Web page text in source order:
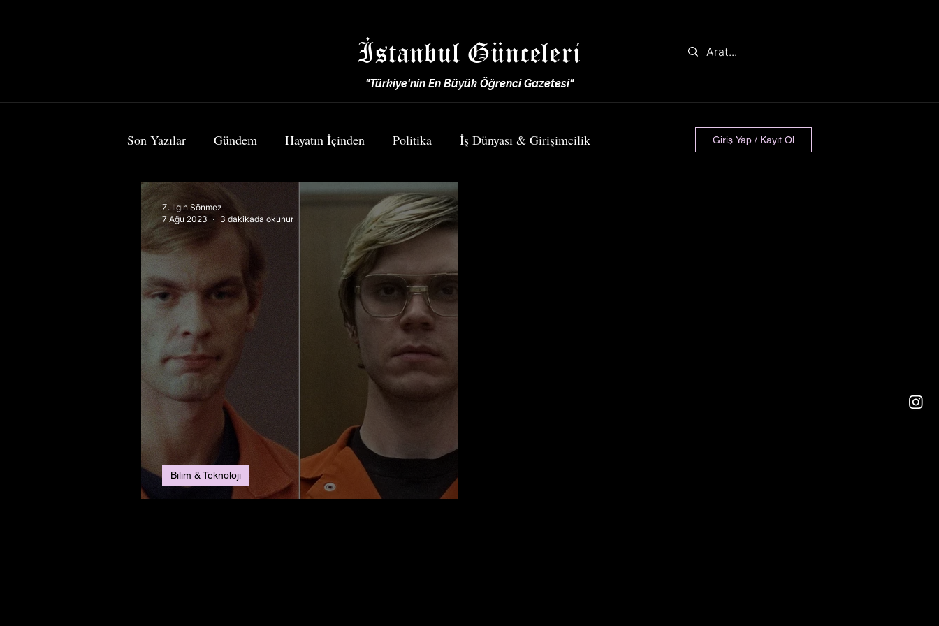
İstanbul Günceleri
"Türkiye'nin En Büyük Öğrenci Gazetesi"
Son Yazılar Gündem Hayatın İçinden Politika İş Dünyası & Girişimcilik
Bilim & Teknoloji Sanat Spor Yemek & Seyahat
Giriş Yap / Kayıt Ol
"Gerçek Suç" Takıntımız
Bilim & Teknoloji
Z. Ilgın Sönmez
7 Ağu 2023
3 dakikada okunur